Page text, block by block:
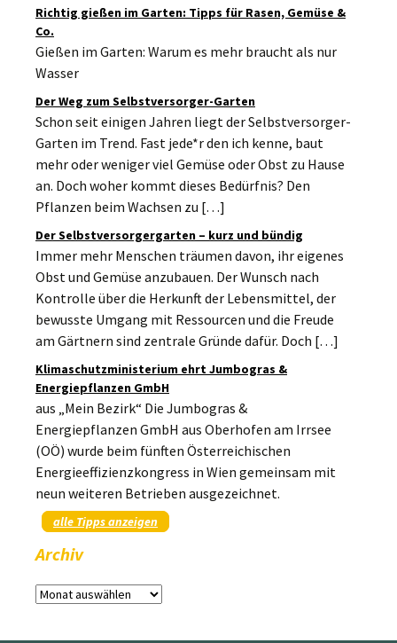
Richtig gießen im Garten: Tipps für Rasen, Gemüse &
Co.
Gießen im Garten: Warum es mehr braucht als nur
Wasser
Der Weg zum Selbstversorger-Garten
Schon seit einigen Jahren liegt der Selbstversorger-
Garten im Trend. Fast jede*r den ich kenne, baut
mehr oder weniger viel Gemüse oder Obst zu Hause
an. Doch woher kommt dieses Bedürfnis? Den
Pflanzen beim Wachsen zu […]
Der Selbstversorgergarten – kurz und bündig
Immer mehr Menschen träumen davon, ihr eigenes
Obst und Gemüse anzubauen. Der Wunsch nach
Kontrolle über die Herkunft der Lebensmittel, der
bewusste Umgang mit Ressourcen und die Freude
am Gärtnern sind zentrale Gründe dafür. Doch […]
Klimaschutzministerium ehrt Jumbogras &
Energiepflanzen GmbH
aus „Mein Bezirk“ Die Jumbogras &
Energiepflanzen GmbH aus Oberhofen am Irrsee
(OÖ) wurde beim fünften Österreichischen
Energieeffizienzkongress in Wien gemeinsam mit
neun weiteren Betrieben ausgezeichnet.
alle Tipps anzeigen
Archiv
Archiv